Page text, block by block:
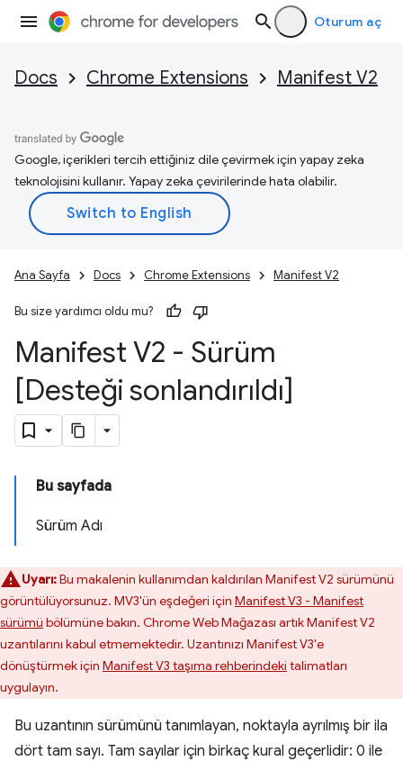
Oturum aç
Docs Chrome Extensions Manifest V2
Google, içerikleri tercih ettiğiniz dile çevirmek için yapay zeka
teknolojisini kullanır. Yapay zeka çevirilerinde hata olabilir.
Ana Sayfa Docs Chrome Extensions Manifest V2
Bu size yardımcı oldu mu?
Manifest V2 - Sürüm
[Desteği sonlandırıldı]
Bu sayfada
Sürüm Adı
Uyarı:Bu makalenin kullanımdan kaldırılan Manifest V2 sürümünü
görüntülüyorsunuz. MV3'ün eşdeğeri için Manifest V3 - Manifest
sürümü bölümüne bakın. Chrome Web Mağazası artık Manifest V2
uzantılarını kabul etmemektedir. Uzantınızı Manifest V3'e
dönüştürmek için Manifest V3 taşıma rehberindeki talimatları
uygulayın.
Bu uzantının sürümünü tanımlayan, noktayla ayrılmış bir ila
dört tam sayı. Tam sayılar için birkaç kural geçerlidir: 0 ile